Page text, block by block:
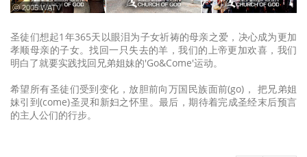
ⓒ 2005 WATV
圣徒们想起1年365天以眼泪为子女祈祷的母亲之爱，决心成为更加
孝顺母亲的子女。找回一只失去的羊，我们的上帝更加欢喜，我们
明白了就要实践找回兄弟姐妹的'Go&Come'运动。
希望所有圣徒们受到变化，放胆前向万国民族面前(go)， 把兄弟姐
妹引到(come)圣灵和新妇之怀里。最后，期待着完成圣经末后预言
的主人公们的行步。